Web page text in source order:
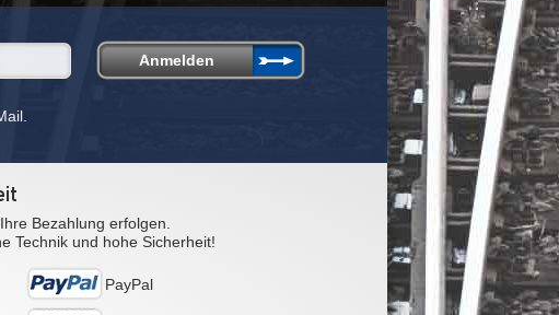
Bezahlung erfolgen.
Technik und hohe Sicherheit!
PayPal